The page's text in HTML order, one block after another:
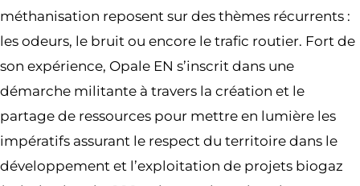
méthanisation reposent sur des thèmes récurrents :
les odeurs, le bruit ou encore le trafic routier. Fort de
son expérience, Opale EN s’inscrit dans une
démarche militante à travers la création et le
partage de ressources pour mettre en lumière les
impératifs assurant le respect du territoire dans le
développement et l’exploitation de projets biogaz